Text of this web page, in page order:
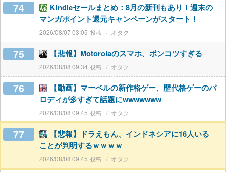
74
Kindleセールまとめ：8月の新刊もあり！週末の
マンガポイント還元キャンペーンがスタート！
2026/08/07 03:05 オタク
75 【悲報】Motorolaのスマホ、ポンコツすぎる
2026/08/08 09:34 オタク
76
【動画】マーベルの新作格ゲー、歴代格ゲーのパ
ロディが多すぎて話題にwwwwwww
2026/08/08 09:45 オタク
77
【悲報】ドラえもん、インドネシアに16人いる
ことが判明するｗｗｗｗ
2026/08/08 09:45 オタク